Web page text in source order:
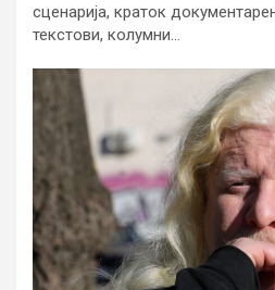
сценарија, краток
текстови, колумни…